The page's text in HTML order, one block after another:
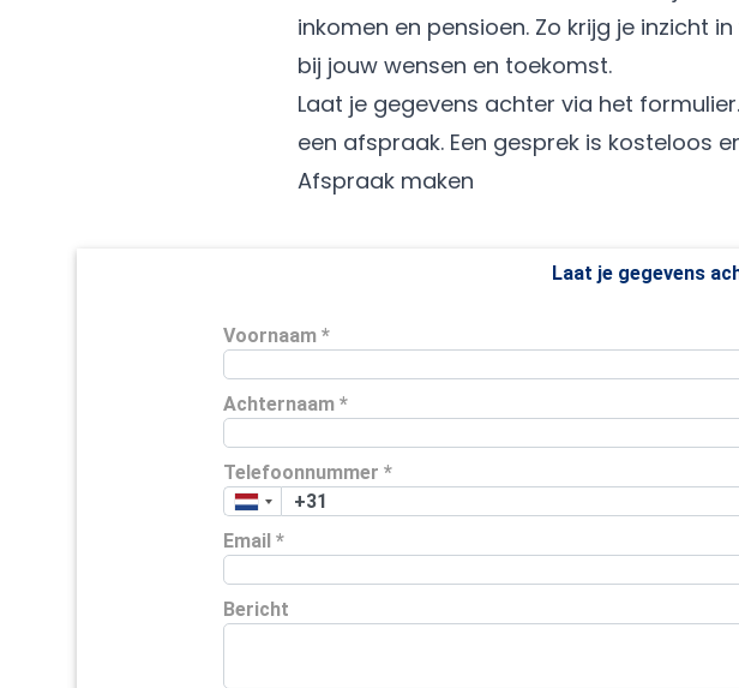
inkomen en pensioen. Zo krijg je inzicht
bij jouw wensen en toekomst.
Laat je gegevens achter via het
een afspraak. Een gesprek is kosteloos
Afspraak maken